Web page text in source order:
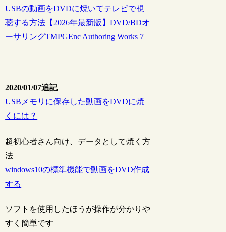
USBの動画をDVDに焼いてテレビで視
聴する方法【2026年最新版】DVD/BDオ
ーサリングTMPGEnc Authoring Works 7
2020/01/07追記
USBメモリに保存した動画をDVDに焼
くには？
超初心者さん向け、データとして焼く方
法
windows10の標準機能で動画をDVD作成
する
ソフトを使用したほうが操作が分かりや
すく簡単です